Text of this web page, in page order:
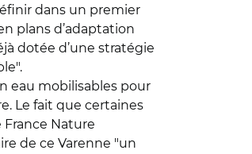
dans un premier
plans d’adaptation
dotée d’une stratégie
eau mobilisables pour
Le fait que certaines
Nature
de ce Varenne "un